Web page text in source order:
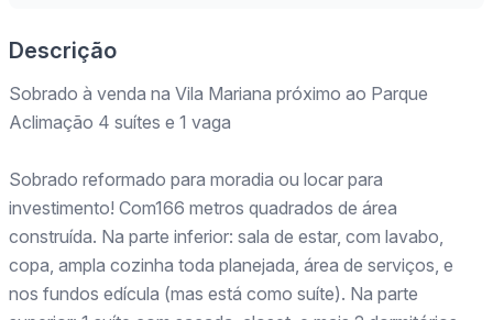
Descrição
Sobrado à venda na Vila Mariana próximo ao Parque
Aclimação 4 suítes e 1 vaga
Sobrado reformado para moradia ou locar para
investimento! Com166 metros quadrados de área
construída. Na parte inferior: sala de estar, com lavabo,
copa, ampla cozinha toda planejada, área de serviços, e
nos fundos edícula (mas está como suíte). Na parte